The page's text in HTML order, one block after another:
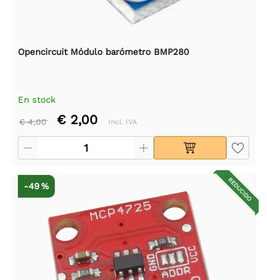
Opencircuit Módulo barómetro BMP280
En stock
€ 4,00 € 2,00 Incl. IVA
REDUCIDO
-49 %